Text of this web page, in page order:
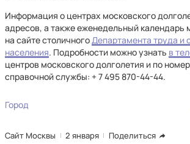
Информация о центрах московского
адресов, а также еженедельный календарь
на сайте столичногоДепартамента труда и
населения. Подробности можно узнать в
центров московского долголетия и по
справочной службы: + 7 495 870-44-44.
Город
Сайт Москвы 2 января Поделиться